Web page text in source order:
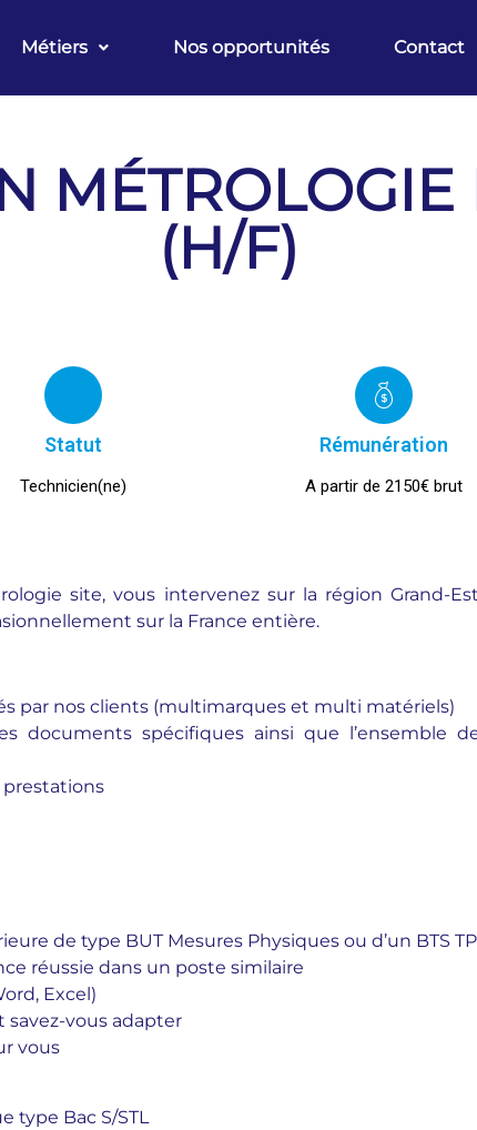
Métiers Nos opportunités Contact
MÉTROLOGIE
(H/F)
Statut
Technicien(ne)
Rémunération
A partir de 2150€ brut
site, vous intervenez sur la région Grand-
sur la France entière.
par nos clients (multimarques et multi matériels)
documents spécifiques ainsi que l’ensemble
prestations
de type BUT Mesures Physiques ou d’un BTS
réussie dans un poste similaire
Excel)
savez-vous adapter
vous
type Bac S/STL